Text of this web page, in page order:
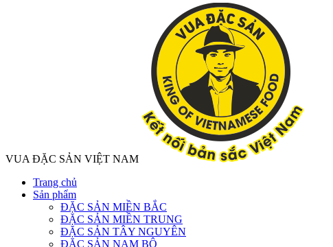
VUA ĐẶC SẢN VIỆT NAM
Trang chủ
Sản phẩm
ĐẶC SẢN MIỀN BẮC
ĐẶC SẢN MIỀN TRUNG
ĐẶC SẢN TÂY NGUYÊN
ĐẶC SẢN NAM BỘ